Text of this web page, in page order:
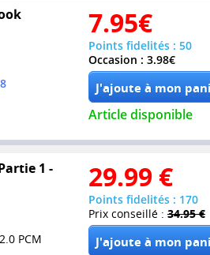
7.95€
Points fidelités : 50
Occasion : 3.98€
Article disponible
1 -
PCM
29.99 €
Points fidelités : 170
Prix conseillé : 34.95 €